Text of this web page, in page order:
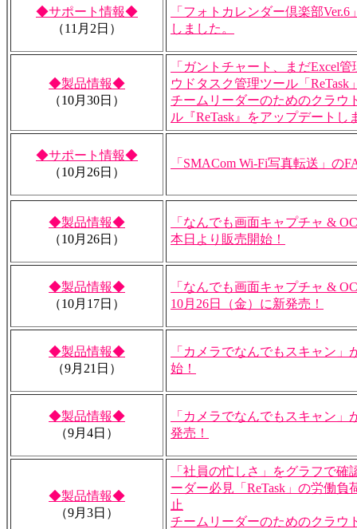
◆サポート情報◆
（11月2日）
「フォトカレンダー倶楽部
しました。
◆製品情報◆
（10月30日）
「ガントチャート、まだExcel
ウドタスク管理ツール「ReTask
チームリーダーのためのクラウ
ル『ReTask』をアップデートし
◆サポート情報◆
（10月26日）
「SMACom Wi-Fi写真転送」の
◆製品情報◆
（10月26日）
「なんでも画面キャプチャ &
本日より販売開始！
◆製品情報◆
（10月17日）
「なんでも画面キャプチャ &
10月26日（金）に新発売！
◆製品情報◆
（9月21日）
「カメラでなんでもスキャン」
始！
◆製品情報◆
（9月4日）
「カメラでなんでもスキャン」
発売！
◆製品情報◆
（9月3日）
「社員の忙しさ」をグラフで確
ーダー必見「ReTask」の労働負
止
チームリーダーのためのクラウ